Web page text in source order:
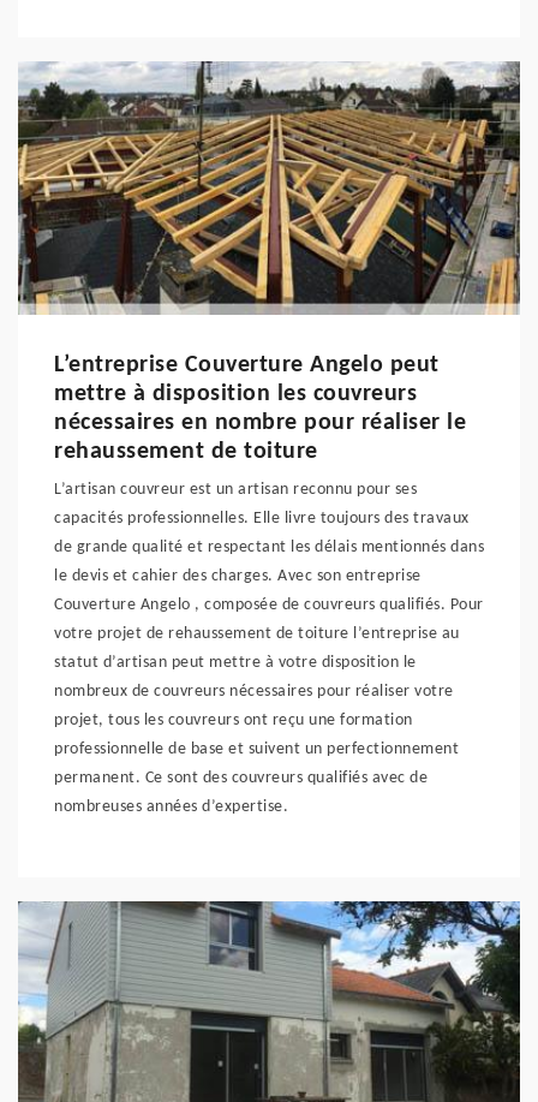
L’entreprise Couverture Angelo peut
mettre à disposition les couvreurs
nécessaires en nombre pour réaliser le
rehaussement de toiture
L’artisan couvreur est un artisan reconnu pour ses
capacités professionnelles. Elle livre toujours des travaux
de grande qualité et respectant les délais mentionnés dans
le devis et cahier des charges. Avec son entreprise
Couverture Angelo , composée de couvreurs qualifiés. Pour
votre projet de rehaussement de toiture l’entreprise au
statut d’artisan peut mettre à votre disposition le
nombreux de couvreurs nécessaires pour réaliser votre
projet, tous les couvreurs ont reçu une formation
professionnelle de base et suivent un perfectionnement
permanent. Ce sont des couvreurs qualifiés avec de
nombreuses années d’expertise.